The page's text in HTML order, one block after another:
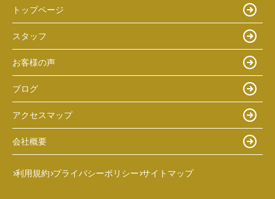
トップページ
スタッフ
お客様の声
ブログ
アクセスマップ
会社概要
利用規約 プライバシーポリシー サイトマップ